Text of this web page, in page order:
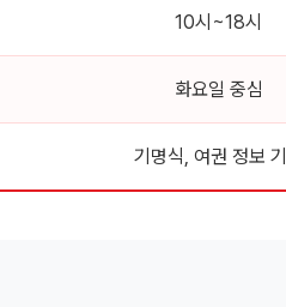
10시~18시
화요일 중심
기명식, 여권 정보